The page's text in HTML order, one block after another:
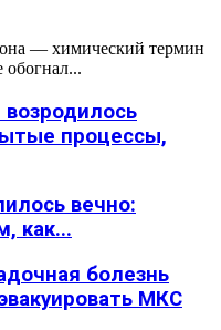
— химический термин
обогнал...
процессы,
вечно:
как...
болезнь
МКС